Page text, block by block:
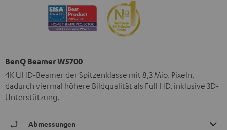
BenQ Beamer W5700
4K UHD-Beamer der Spitzenklasse mit 8,3 Mio. Pixeln,
dadurch viermal höhere Bildqualität als Full HD, inklusive 3D-
Unterstützung.
Abmessungen